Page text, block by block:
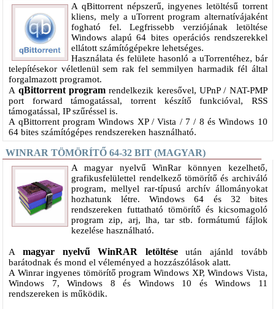
A qBittorrent népszerű, ingyenes letöltésű torrent
kliens, mely a uTorrent program alternatívájaként
fogható fel. Legfrissebb verziójának letöltése
Windows alapú 64 bites operációs rendszerekkel
ellátott számítógépekre lehetséges.
Használata és felülete hasonló a uTorrentéhez, bár
telepítésekor véletlenül sem rak fel semmilyen harmadik fél által
forgalmazott programot.
A qBittorrent programrendelkezik keresővel, UPnP / NAT-PMP
port forward támogatással, torrent készítő funkcióval, RSS
támogatással, IP szűréssel is.
A qBittorrent program Windows XP / Vista / 7 / 8 és Windows 10
64 bites számítógépes rendszereken használható.
WINRAR TÖMÖRÍTŐ 64-32 BIT (MAGYAR)
A magyar nyelvű WinRar könnyen kezelhető,
grafikusfelülettel rendelkező tömörítő és archiváló
program, mellyel rar-típusú archív állományokat
hozhatunk létre. Windows 64 és 32 bites
rendszereken futtatható tömörítő és kicsomagoló
program zip, arj, lha, tar stb. formátumú fájlok
kezelése használható.
A magyar nyelvű WinRAR letöltéseután ajánld tovább
barátodnak és mond el véleményed a hozzászólások alatt.
A Winrar ingyenes tömörítő program Windows XP, Windows Vista,
Windows 7, Windows 8 és Windows 10 és Windows 11
rendszereken is működik.